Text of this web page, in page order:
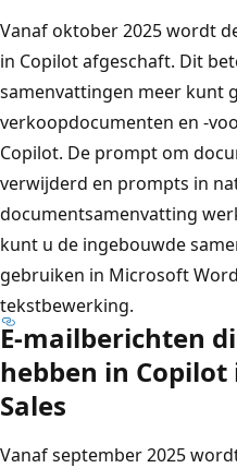
Vanaf oktober 2025 wordt
in Copilot afgeschaft. Dit
samenvattingen meer kunt
verkoopdocumenten en -
Copilot. De prompt om
verwijderd en prompts in
documentsamenvatting
kunt u de ingebouwde
gebruiken in Microsoft
tekstbewerking.
E-mailberichten
hebben in Copilot
Sales
Vanaf september 2025